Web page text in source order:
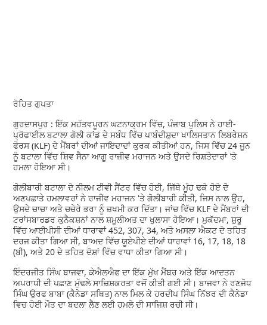
ਰੋਹਿਤ ਗੁਪਤਾ
ਗੁਰਦਾਸਪੁਰ : ਇੱਕ ਮਹੱਤਵਪੂਰਨ ਘਟਨਾਕ੍ਰਮ ਵਿੱਚ, ਪੰਜਾਬ ਪੁਲਿਸ ਨੇ ਹਾਈ-
ਪ੍ਰੋਫਾਈਲ ਬਟਾਲਾ ਗੋਲੀ ਕਾਂਡ ਦੇ ਸਬੰਧ ਵਿੱਚ ਪਾਬੰਦੀਸ਼ੁਦਾ ਖਾਲਿਸਤਾਨ ਲਿਬਰੇਸ਼ਨ
ਫੋਰਸ (KLF) ਦੇ ਮੈਂਬਰਾਂ ਦੀਆਂ ਜਾਇਦਾਦਾਂ ਕੁਰਕ ਕੀਤੀਆਂ ਹਨ, ਜਿਸ ਵਿੱਚ 24 ਜੂਨ
ਨੂੰ ਬਟਾਲਾ ਵਿੱਚ ਸ਼ਿਵ ਸੈਨਾ ਆਗੂ ਰਾਜੀਵ ਮਹਾਜਨ ਅਤੇ ਉਸਦੇ ਰਿਸ਼ਤੇਦਾਰਾਂ 'ਤੇ
ਹਮਲਾ ਹੋਇਆ ਸੀ।
ਗੋਲੀਬਾਰੀ ਬਟਾਲਾ ਦੇ ਨੀਲਮ ਟੀਵੀ ਸੈਂਟਰ ਵਿੱਚ ਹੋਈ, ਜਿੱਥੇ ਮੂੰਹ ਢਕੇ ਹੋਏ ਦੋ
ਅਣਪਛਾਤੇ ਹਮਲਾਵਰਾਂ ਨੇ ਰਾਜੀਵ ਮਹਾਜਨ 'ਤੇ ਗੋਲੀਬਾਰੀ ਕੀਤੀ, ਜਿਸ ਨਾਲ ਉਹ,
ਉਸਦੇ ਚਾਚਾ ਅਤੇ ਚਚੇਰੇ ਭਰਾ ਨੂੰ ਜ਼ਖਮੀ ਕਰ ਦਿੱਤਾ। ਜਾਂਚ ਵਿੱਚ KLF ਦੇ ਮੈਂਬਰਾਂ ਦੀ
ਟਰਾਂਸਬਾਰਡਰ ਕੁਨੈਕਸ਼ਨਾਂ ਨਾਲ ਸ਼ਮੂਲੀਅਤ ਦਾ ਖੁਲਾਸਾ ਹੋਇਆ। ਮੁਕੱਦਮਾ, ਸ਼ੁਰੂ
ਵਿੱਚ ਆਈਪੀਸੀ ਦੀਆਂ ਧਾਰਾਵਾਂ 452, 307, 34, ਅਤੇ ਅਸਲਾ ਐਕਟ ਦੇ ਤਹਿਤ
ਦਰਜ ਕੀਤਾ ਗਿਆ ਸੀ, ਬਾਅਦ ਵਿੱਚ ਯੂਏਪੀਏ ਦੀਆਂ ਧਾਰਾਵਾਂ 16, 17, 18, 18
(ਬੀ), ਅਤੇ 20 ਦੇ ਤਹਿਤ ਦੋਸ਼ਾਂ ਵਿੱਚ ਵਾਧਾ ਕੀਤਾ ਗਿਆ ਸੀ।
ਇੰਦਰਜੀਤ ਸਿੰਘ ਬਾਜਵਾ, ਕੇਐਲਐਫ ਦਾ ਇੱਕ ਮੁੱਖ ਮੈਂਬਰ ਅਤੇ ਇੱਕ ਆਦਤਨ
ਅਪਰਾਧੀ ਦੀ ਪਛਾਣ ਮੁੱਢਲੇ ਸਾਜ਼ਿਸ਼ਕਰਤਾ ਵਜੋਂ ਕੀਤੀ ਗਈ ਸੀ। ਬਾਜਵਾ ਨੇ ਰਣਜੋਧ
ਸਿੰਘ ਉਰਫ ਬਾਬਾ (ਕੈਨੇਡਾ ਸਥਿਤ) ਨਾਲ ਮਿਲ ਕੇ ਹਰਦੀਪ ਸਿੰਘ ਨਿੱਝਰ ਦੀ ਕੈਨੇਡਾ
ਵਿਚ ਹੋਈ ਮੌਤ ਦਾ ਬਦਲਾ ਲੈਣ ਲਈ ਹਮਲੇ ਦੀ ਸਾਜਿਸ਼ ਰਚੀ ਸੀ।